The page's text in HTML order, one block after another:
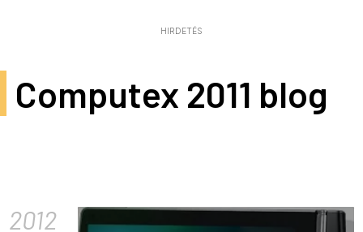
HIRDETÉS
Computex 2011 blog
2012